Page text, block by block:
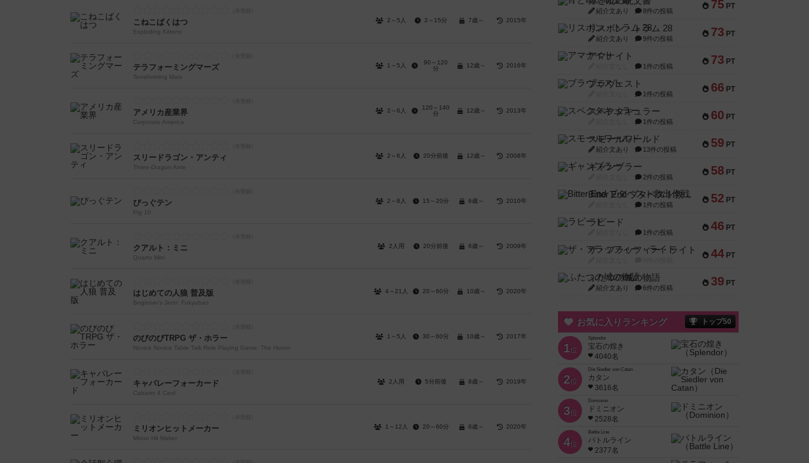
こねこばくはつ
Exploding Kittens
2～5人 2～15分 7歳～ 2015年
テラフォーミングマーズ
Terraforming Mars
1～5人
90～120
分
12歳～ 2016年
アメリカ産業界
Corporate America
2～6人
120～140
分
12歳～ 2013年
スリードラゴン・アンティ
Three-Dragon Ante
2～6人 20分前後 12歳～ 2008年
ぴっぐテン
Pig 10
2～8人 15～20分 6歳～ 2010年
クアルト：ミニ
Quarto Mini
2人用 20分前後 6歳～ 2009年
はじめての人狼 普及版
Beginner's Jinro: Fukyuban
4～21人 20～60分 10歳～ 2020年
のびのびTRPG ザ・ホラー
Novice Novice Table Talk Role Playing Game: The Horror
1～5人 30～60分 10歳～ 2017年
キャバレーフォーカード
Cabaret 4 Card
2人用 5分前後 8歳～ 2019年
ミリオンヒットメーカー
Mirion Hit Maker
1～12人 20～60分 8歳～ 2020年
75 PT
紹介文あり 8件の投稿
73 PT
リスボン・トラム 28
紹介文あり 9件の投稿
73 PT
アマナイト
1件の投稿
66 PT
ブラヴェスト
1件の投稿
60 PT
スペクタキュラー
1件の投稿
59 PT
スモールワールド
紹介文あり 13件の投稿
58 PT
ギャンブラー
2件の投稿
52 PT
Bitter End ブタペスト救出作戦
1件の投稿
46 PT
ラピード
1件の投稿
44 PT
ザ・フラッフィー・ライト
39 PT
ふたつの城の物語
紹介文あり 6件の投稿
お気に入りランキング トップ50
1位
Splendor
宝石の煌き
4040名
2位
Die Siedler von Catan
カタン
3616名
3位
Dominion
ドミニオン
2528名
4位
Battle Line
バトルライン
2377名